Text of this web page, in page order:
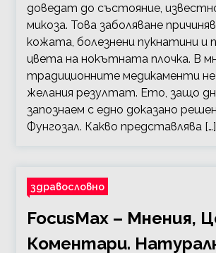
доведат до състояние,
микоза. Това заболяване
кожата, болезнени пукнатини и
цвета на нокътната плочка. В
традиционните медикаменти
желания резултат. Ето, защо
запознаем с едно доказано
Фунгозал. Какво представлява […]
здравословно
FocusMax – Мнения,
Коментари.